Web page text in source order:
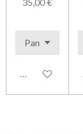
Voir les détails